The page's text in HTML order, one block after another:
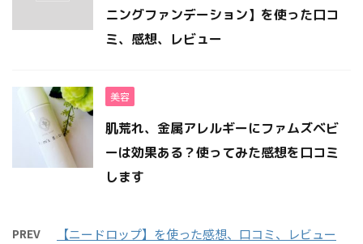
ニングファンデーション】を使った口コ
ミ、感想、レビュー
美容
肌荒れ、金属アレルギーにファムズベビ
ーは効果ある？使ってみた感想を口コミ
します
PREV 【ニードロップ】を使った感想、口コミ、レビュー